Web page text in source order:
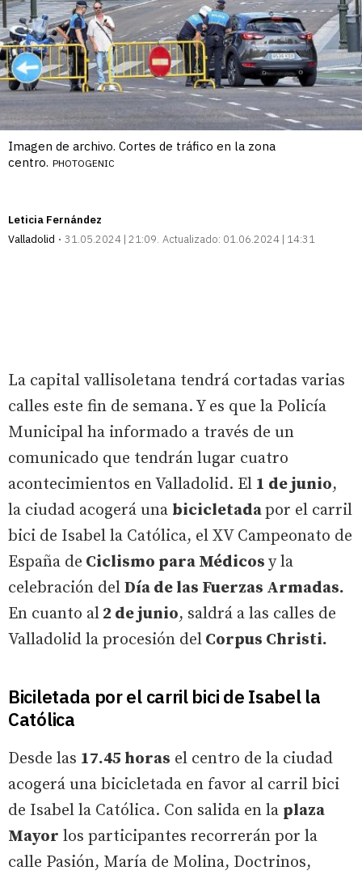
Imagen de archivo. Cortes de tráfico en la zona
centro. PHOTOGENIC
Leticia Fernández
Valladolid
31.05.2024 | 21:09 Actualizado: 01.06.2024 | 14:31
La capital vallisoletana tendrá cortadas varias
calles este fin de semana. Y es que la Policía
Municipal ha informado a través de un
comunicado que tendrán lugar cuatro
acontecimientos en Valladolid. El 1 de junio,
la ciudad acogerá una bicicletadapor el carril
bici de Isabel la Católica, el XV Campeonato de
España de Ciclismo para Médicos y la
celebración del Día de las Fuerzas Armadas.
En cuanto al 2 de junio, saldrá a las calles de
Valladolid la procesión del Corpus Christi.
Biciletada por el carril bici de Isabel la
Católica
Desde las 17.45 horas el centro de la ciudad
acogerá una bicicletada en favor al carril bici
de Isabel la Católica. Con salida en la plaza
Mayor los participantes recorrerán por la
calle Pasión, María de Molina, Doctrinos,